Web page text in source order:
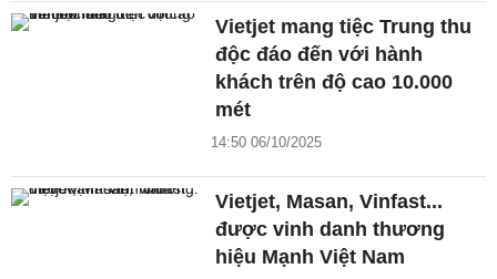
Vietjet mang tiệc Trung thu
độc đáo đến với hành
khách trên độ cao 10.000
mét
14:50 06/10/2025
Vietjet, Masan, Vinfast...
được vinh danh thương
hiệu Mạnh Việt Nam